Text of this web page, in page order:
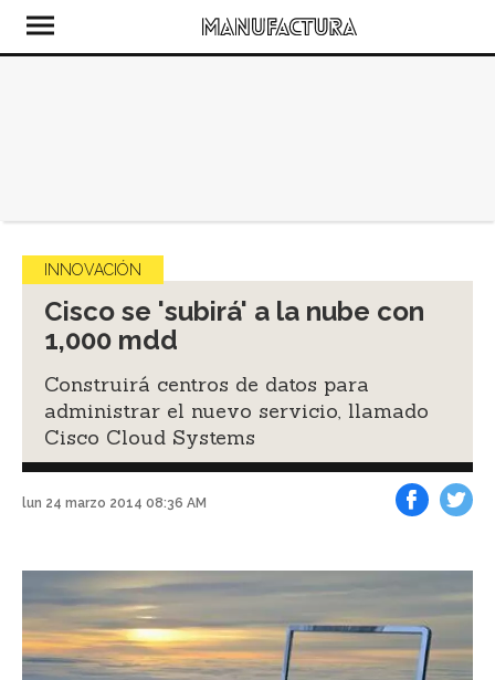
INNOVACIÓN
Cisco se 'subirá' a la nube con
1,000 mdd
Construirá centros de datos para
administrar el nuevo servicio, llamado
Cisco Cloud Systems
lun 24 marzo 2014 08:36 AM